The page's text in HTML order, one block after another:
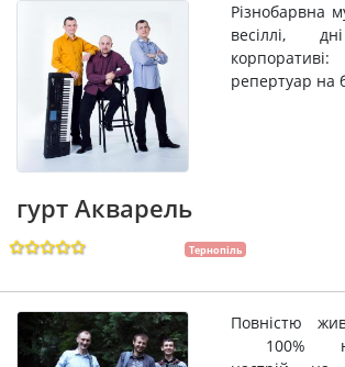
Різнобарвна
весіллі,
репертуар на
гурт Акварель
Тернопіль
Повністю
100%